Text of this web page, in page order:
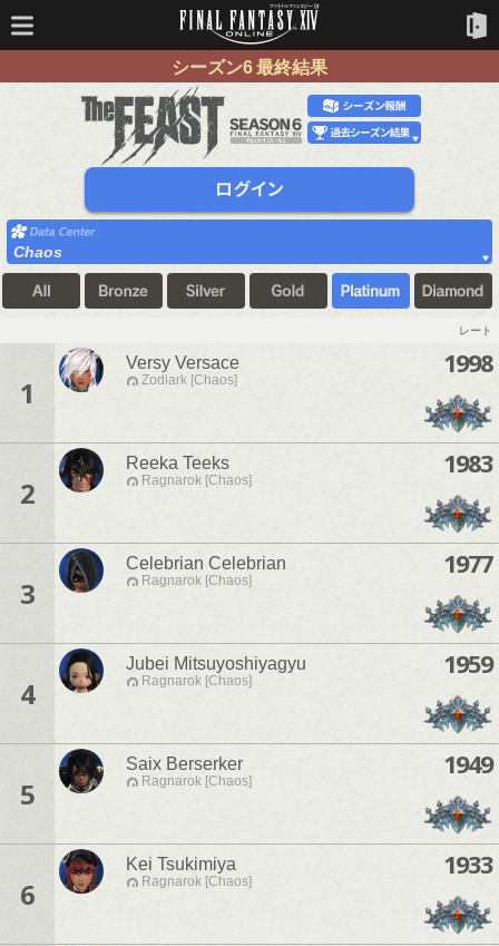
シーズン6 最終結果
Chaos
レート
1
Versy Versace
Zodiark [Chaos]
1998
2
Reeka Teeks
Ragnarok [Chaos]
1983
3
Celebrian Celebrian
Ragnarok [Chaos]
1977
4
Jubei Mitsuyoshiyagyu
Ragnarok [Chaos]
1959
5
Saix Berserker
Ragnarok [Chaos]
1949
6
Kei Tsukimiya
Ragnarok [Chaos]
1933